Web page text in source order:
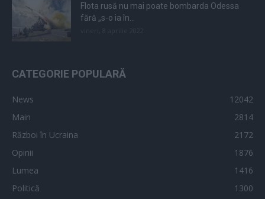
Flota rusă nu mai poate bombarda Odessa
fără „s-o ia în...
CATEGORIE POPULARĂ
News
12042
Main
2814
Război în Ucraina
2172
Opinii
1876
Lumea
1416
Politică
1300